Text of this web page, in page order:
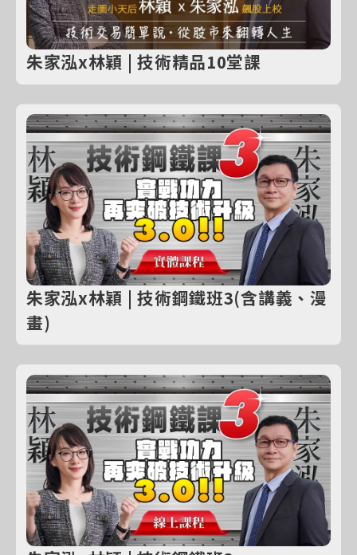
朱家泓x林穎 | 技術精品10堂課
朱家泓x林穎 | 技術鋼鐵班3(含講義、漫
畫)
購買線上課程